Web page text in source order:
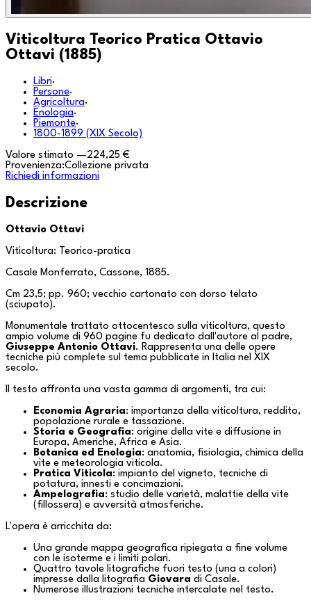
Viticoltura Teorico Pratica Ottavio
Ottavi (1885)
Libri·
Persone·
Agricoltura·
Enologia·
Piemonte·
1800-1899 (XIX Secolo)
Valore stimato —224,25 €
Provenienza:Collezione privata
Richiedi informazioni
Descrizione
Ottavio Ottavi
Viticoltura: Teorico-pratica
Casale Monferrato, Cassone, 1885.
Cm 23,5; pp. 960; vecchio cartonato con dorso telato
(sciupato).
Monumentale trattato ottocentesco sulla viticoltura, questo
ampio volume di 960 pagine fu dedicato dall'autore al padre,
Giuseppe Antonio Ottavi. Rappresenta una delle opere
tecniche più complete sul tema pubblicate in Italia nel XIX
secolo.
Il testo affronta una vasta gamma di argomenti, tra cui:
Economia Agraria: importanza della viticoltura, reddito,
popolazione rurale e tassazione.
Storia e Geografia: origine della vite e diffusione in
Europa, Americhe, Africa e Asia.
Botanica ed Enologia: anatomia, fisiologia, chimica della
vite e meteorologia viticola.
Pratica Viticola: impianto del vigneto, tecniche di
potatura, innesti e concimazioni.
Ampelografia: studio delle varietà, malattie della vite
(fillossera) e avversità atmosferiche.
L'opera è arricchita da:
Una grande mappa geografica ripiegata a fine volume
con le isoterme e i limiti polari.
Quattro tavole litografiche fuori testo (una a colori)
impresse dalla litografia Giovara di Casale.
Numerose illustrazioni tecniche intercalate nel testo.